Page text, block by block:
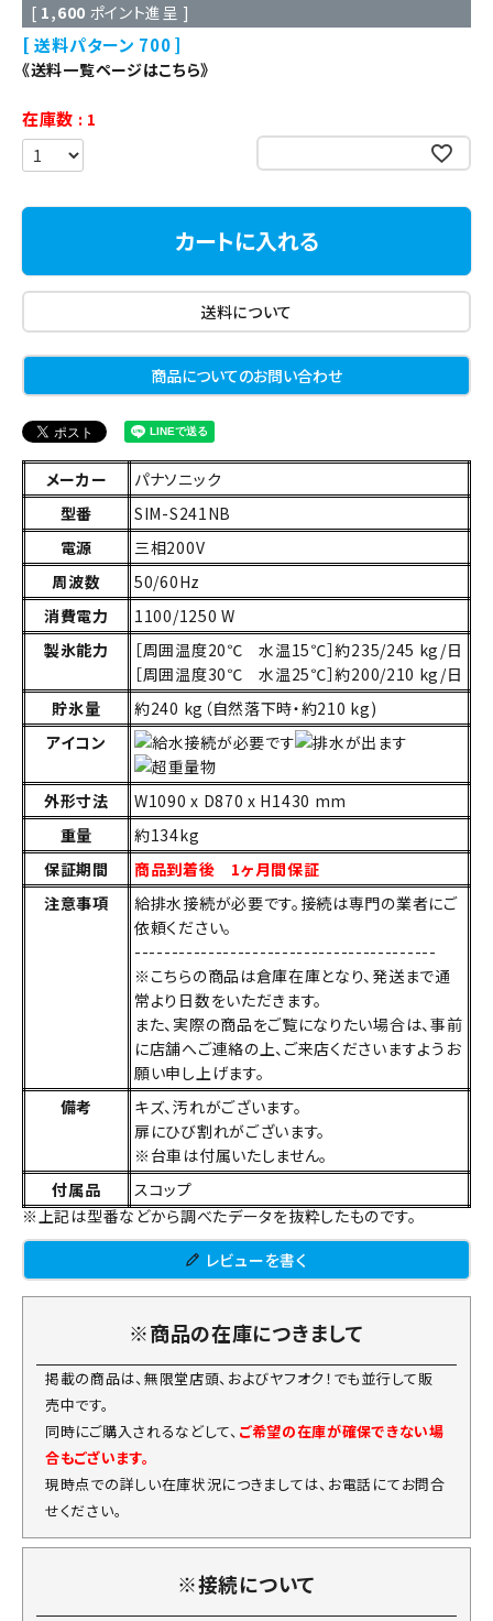
[ 1,600 ポイント進呈 ]
送料パターン 700
《送料一覧ページはこちら》
在庫数
1
カートに入れる
送料について
商品についてのお問い合わせ
メーカー
パナソニック
型番
SIM-S241NB
電源
三相200V
周波数
50/60Hz
消費電力
1100/1250 W
製氷能力
［周囲温度20℃ 水温15℃］約235/245 kg/日
［周囲温度30℃ 水温25℃］約200/210 kg/日
貯氷量
約240 kg（自然落下時・約210 kg)
アイコン
外形寸法
W1090 x D870 x H1430 mm
重量
約134kg
保証期間
商品到着後 1ヶ月間保証
注意事項
給排水接続が必要です。接続は専門の業者にご
依頼ください。
-----------------------------------------
※こちらの商品は倉庫在庫となり、発送まで通
常より日数をいただきます。
また、実際の商品をご覧になりたい場合は、事前
に店舗へご連絡の上、ご来店くださいますようお
願い申し上げます。
備考
キズ、汚れがございます。
扉にひび割れがございます。
※台車は付属いたしません。
付属品
スコップ
※上記は型番などから調べたデータを抜粋したものです。
レビューを書く
※商品の在庫につきまして
掲載の商品は、無限堂店頭、およびヤフオク！でも並行して販
売中です。
同時にご購入されるなどして、 ご希望の在庫が確保できない場
合もございます。
現時点での詳しい在庫状況につきましては、お電話にてお問合
せください。
※接続について